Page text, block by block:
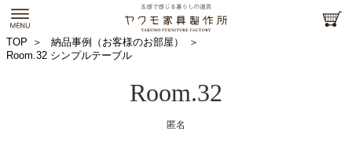
TOP
納品事例（お客様のお部屋）
Room.32 シンプルテーブル
Room.32
匿名